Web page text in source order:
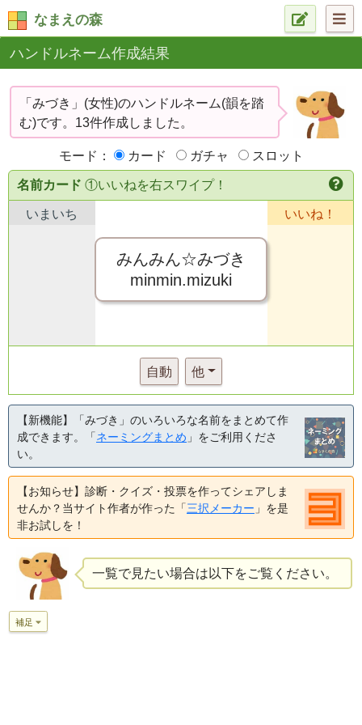
なまえの森
ハンドルネーム作成結果
「みづき」(女性)のハンドルネーム(韻を踏
む)です。13件作成しました。
モード： カード ガチャ スロット
名前カード ①いいねを右スワイプ！
いまいち
みんみん☆みづき
minmin.mizuki
いいね！
自動 他
【新機能】「みづき」のいろいろな名前をまとめて作
成できます。「ネーミングまとめ 」をご利用くださ
い。
【お知らせ】診断・クイズ・投票を作ってシェアしま
せんか？当サイト作者が作った「三択メーカー 」を是
非お試しを！
一覧で見たい場合は以下をご覧ください。
補足